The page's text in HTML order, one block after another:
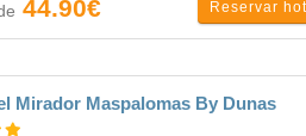
44.90€ Reservar
Mirador Maspalomas By Dunas